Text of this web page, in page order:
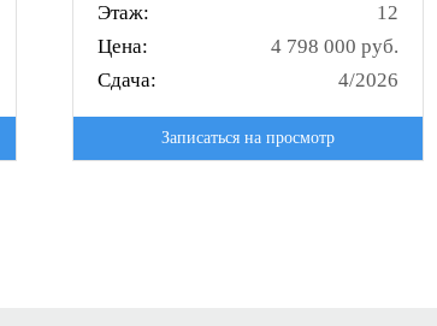
Этаж:
12
Цена:
4 798 000 руб.
Сдача:
4/2026
Записаться на просмотр